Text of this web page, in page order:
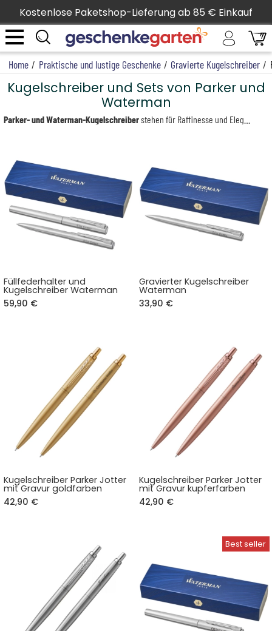
Kostenlose Paketshop-Lieferung ab 85 € Einkauf
Home / Praktische und lustige Geschenke / Gravierte Kugelschreiber /
Kugelschreiber und Sets von Parker und
Waterman
Parker- und Waterman-Kugelschreiberstehen für Raffinesse und Eleganz. Diese hochwertigen Schreibgeräte werden dank der Personalisierung zu echten persönlichen Gegenständen. Verschenken Sie ein einzigartiges, unvergessliches Geschenk mit Stiften, die mit Ihrem Vornamen, einer besonderen Botschaft oder sogar einem Firmenlogo graviert sind. Ob Waterman-Füllfederhalter, Parker Jotter Kugelschreiber oder ein Waterman-Set aus zwei Stiften – jedes Modell kann personalisiert werden, um Ihrem Alltag oder dem Ihrer Liebsten eine ganz neue persönliche Note zu verleihen.
Füllfederhalter und
Kugelschreiber Waterman
59,90 €
Gravierter Kugelschreiber
Waterman
33,90 €
Kugelschreiber Parker Jotter
mit Gravur goldfarben
42,90 €
Kugelschreiber Parker Jotter
mit Gravur kupferfarben
42,90 €